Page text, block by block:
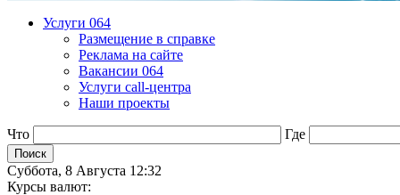
Услуги 064
Размещение в справке
Реклама на сайте
Вакансии 064
Услуги call-центра
Наши проекты
Что Где
Суббота, 8 Августа 12:32
Курсы валют: